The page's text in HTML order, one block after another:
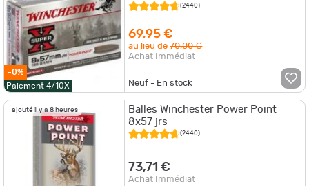
-0%
Paiement 4/10X
195 gr,Super X Power Point -Bte 20
(2440)
69,95 €
au lieu de70,00 €
Achat Immédiat
Neuf - En stock
ajouté il y a 8 heures
Balles Winchester Power Point
8x57 jrs
(2440)
73,71 €
Achat Immédiat